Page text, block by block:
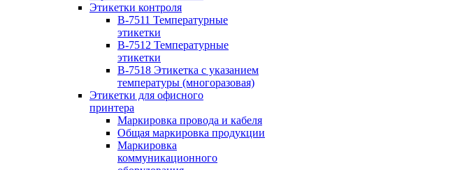
Этикетки контроля
B-7511 Температурные
этикетки
B-7512 Температурные
этикетки
B-7518 Этикетка с указанием
температуры (многоразовая)
Этикетки для офисного
принтера
Маркировка провода и кабеля
Общая маркировка продукции
Маркировка
коммуникационного